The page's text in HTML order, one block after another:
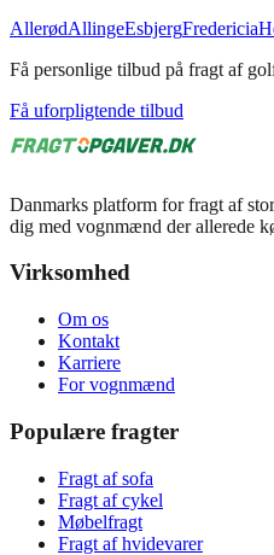
AllerødAllingeEsbjergFredericia
Få personlige tilbud på fragt af
Få uforpligtende tilbud
Danmarks platform for fragt af
dig med vognmænd der allerede
Virksomhed
Om os
Kontakt
Karriere
For vognmænd
Populære fragter
Fragt af sofa
Fragt af cykel
Møbelfragt
Fragt af hvidevarer